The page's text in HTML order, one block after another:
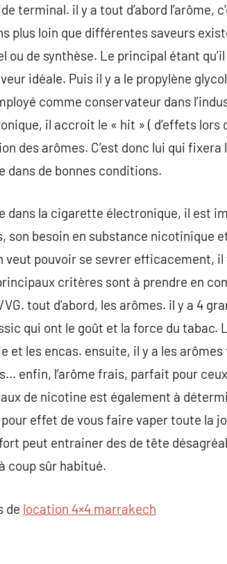
terminal. il y a tout d’abord
plus loin que différentes saveurs
ou de synthèse. Le principal étant
idéale. Puis il y a le propylène
comme conservateur dans
il accroit le « hit » ( d’effets lors
des arômes. C’est donc lui qui
dans de bonnes conditions.
dans la cigarette électronique, il est
son besoin en substance nicotinique
veut pouvoir se sevrer efficacement,
critères sont à prendre en
tout d’abord, les arômes. il y a 4
qui ont le goût et la force du
et les encas. ensuite, il y a les
enfin, l’arôme frais, parfait pour
de nicotine est également à
effet de vous faire vaper toute la
peut entrainer des de tête
coup sûr habitué.
de location 4×4 marrakech